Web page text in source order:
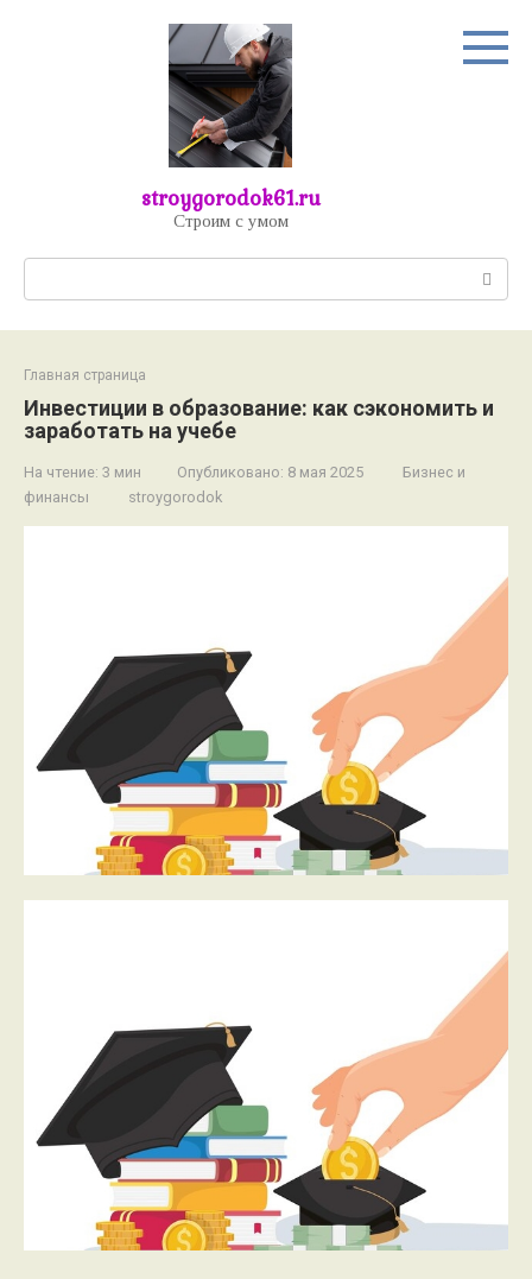
stroygorodok61.ru
Строим с умом
Главная страница
Инвестиции в образование: как сэкономить и
заработать на учебе
На чтение: 3 мин Опубликовано: 8 мая 2025
Бизнес и
финансы
stroygorodok